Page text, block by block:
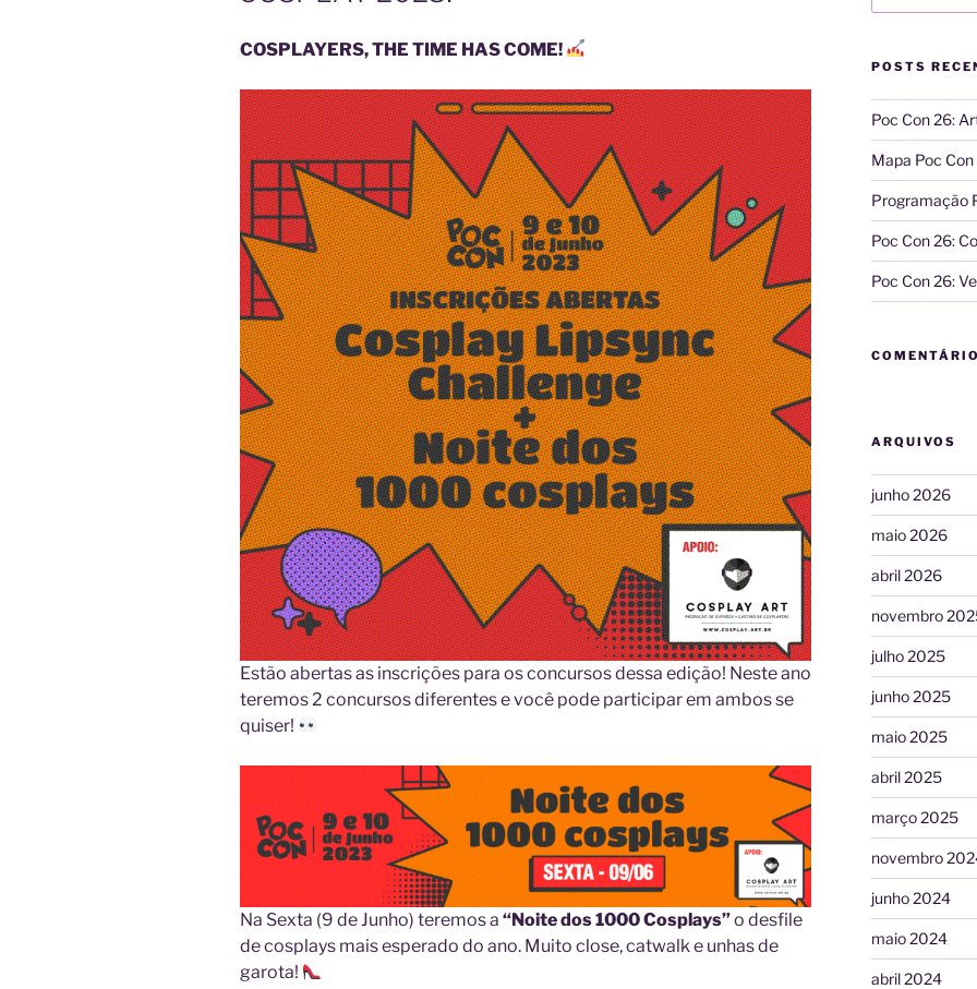
COSPLAYERS, THE TIME HAS COME!
Estão abertas as inscrições para os concursos dessa edição! Neste ano
teremos 2 concursos diferentes e você pode participar em ambos se
quiser!
Na Sexta (9 de Junho) teremos a “Noite dos 1000 Cosplays”o desfile
de cosplays mais esperado do ano. Muito close, catwalk e unhas de
garota!
POSTS
Poc Con 26:
Mapa Poc Con
Programação
Poc Con 26:
Poc Con 26:
ARQUIVOS
junho 2026
maio 2026
abril 2026
novembro
julho 2025
junho 2025
maio 2025
abril 2025
março 2025
novembro
junho 2024
maio 2024
abril 2024